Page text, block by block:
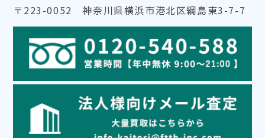
〒223-0052 神奈川県横浜市港北区綱島東3-7-7